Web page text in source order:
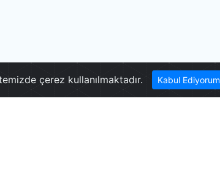
çerez kullanılmaktadır. Kabul Ediyorum